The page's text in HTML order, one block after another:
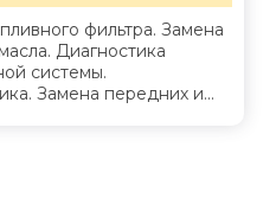
фильтра. Замена
Диагностика
системы.
Замена передних и...